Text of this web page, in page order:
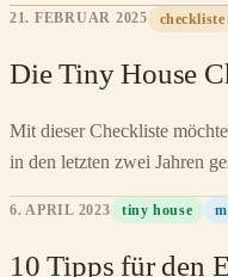
21. FEBRUAR 2025 checkliste
Die Tiny House
Mit dieser Checkliste
in den letzten zwei Jahren
6. APRIL 2023 tiny house
10 Tipps für den